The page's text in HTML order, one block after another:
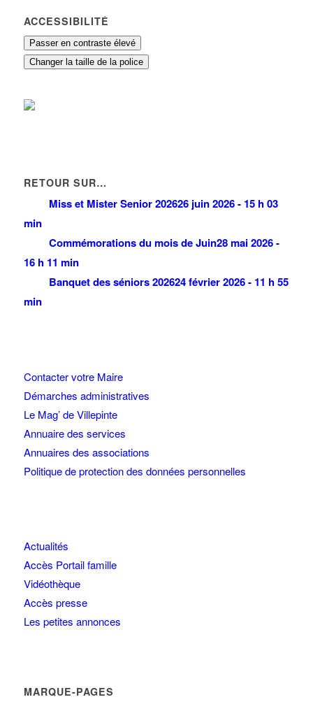
ACCESSIBILITÉ
Passer en contraste élevé
Changer la taille de la police
RETOUR SUR…
Miss et Mister Senior 202626 juin 2026 - 15 h 03
min
Commémorations du mois de Juin28 mai 2026 -
16 h 11 min
Banquet des séniors 202624 février 2026 - 11 h 55
min
Contacter votre Maire
Démarches administratives
Le Mag’ de Villepinte
Annuaire des services
Annuaires des associations
Politique de protection des données personnelles
Actualités
Accès Portail famille
Vidéothèque
Accès presse
Les petites annonces
MARQUE-PAGES